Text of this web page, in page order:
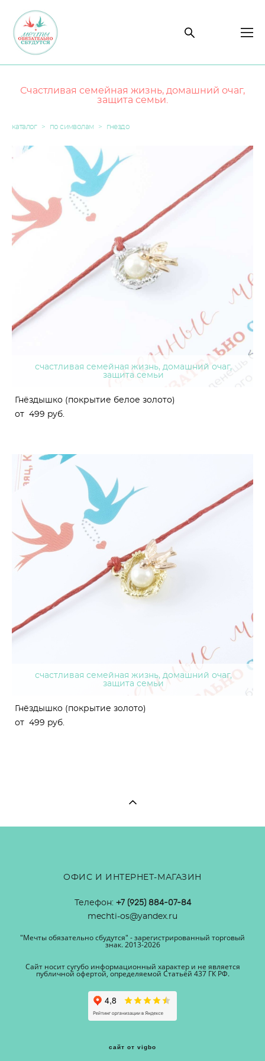
Счастливая семейная жизнь, домашний очаг,
защита семьи.
каталог > по символам > гнездо
счастливая семейная жизнь, домашний очаг,
защита семьи
Гнёздышко (покрытие белое золото)
от 499 pуб.
счастливая семейная жизнь, домашний очаг,
защита семьи
Гнёздышко (покрытие золото)
от 499 pуб.
ОФИС И ИНТЕРНЕТ-МАГАЗИН
Телефон: +7 (925) 884-07-84
mechti-os@yandex.ru
"Мечты обязательно сбудутся" - зарегистрированный торговый
знак. 2013-2026
Сайт носит сугубо информационный характер и не является
публичной офертой, определяемой Статьёй 437 ГК РФ.
сайт от vigbo